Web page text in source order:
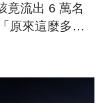
竟流出 6 萬名
原來這麼多人